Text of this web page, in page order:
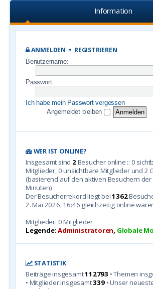
Information
ANMELDEN • REGISTRIEREN
Benutzername:
Passwort:
Ich habe mein Passwort vergessen
Angemeldet bleiben
WER IST ONLINE?
Insgesamt sind 2Besucher online :: 0
Mitglieder, 0 unsichtbare Mitglieder und 2
(basierend auf den aktiven Besuchern der
Minuten)
Der Besucherrekord liegt bei1362
2. Mai 2026, 16:46 gleichzeitig online
Mitglieder: 0 Mitglieder
Legende:Administratoren, Globale
STATISTIK
Beiträge insgesamt112793 • Themen
• Mitglieder insgesamt339• Unser